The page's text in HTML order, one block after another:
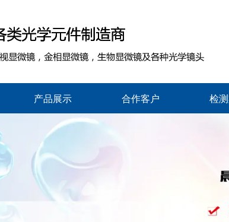
产品展示 合作客户 检